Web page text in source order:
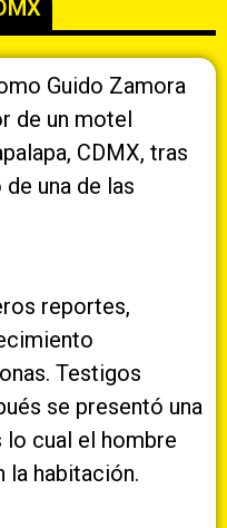
Guido Zamora
de un motel
CDMX, tras
una de las
reportes,
Testigos
se presentó una
cual el hombre
la habitación.